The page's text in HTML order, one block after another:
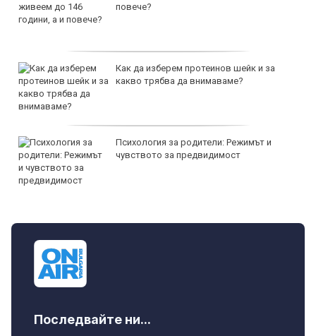
повече?
Как да изберем протеинов шейк и за
какво трябва да внимаваме?
Психология за родители: Режимът и
чувството за предвидимост
Последвайте ни...